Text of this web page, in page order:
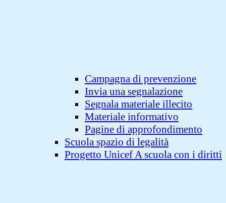
Campagna di prevenzione
Invia una segnalazione
Segnala materiale illecito
Materiale informativo
Pagine di approfondimento
Scuola spazio di legalità
Progetto Unicef A scuola con i diritti